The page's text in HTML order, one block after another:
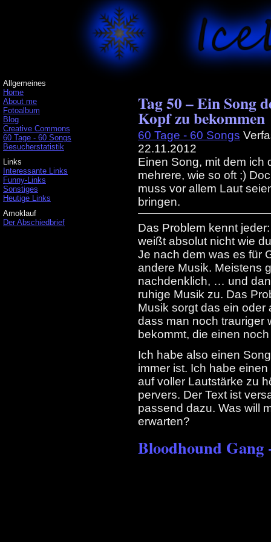
Allgemeines
Home
About me
Fotoalbum
Blog
Creative Commons
60 Tage - 60 Songs
Besucherstatistik
Links
Interessante Links
Funny-Links
Sonstiges
Heutige Links
Amoklauf
Der Abschiedbrief
Tag 50 – Ein Song
Kopf zu bekommen
60 Tage - 60 Songs
22.11.2012
Einen Song, mit dem ich
mehrere, wie so oft ;)
muss vor allem Laut
bringen.
Das Problem kennt
weißt absolut nicht wie
Je nach dem was es für
andere Musik. Meistens
nachdenklich, … und
ruhige Musik zu. Das
Musik sorgt das ein oder
dass man noch trauriger
bekommt, die einen
Ich habe also einen
immer ist. Ich habe
auf voller Lautstärke zu
pervers. Der Text ist
passend dazu. Was will
erwarten?
Bloodhound Gang